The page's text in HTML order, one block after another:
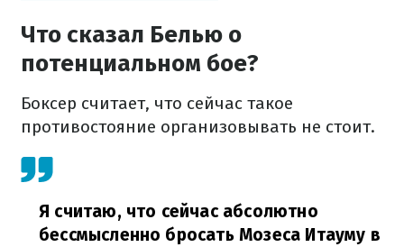
Что сказал Белью о
потенциальном бое?
Боксер считает, что сейчас такое
противостояние организовывать не стоит.
Я считаю, что сейчас абсолютно
бессмысленно бросать Мозеса Итауму в